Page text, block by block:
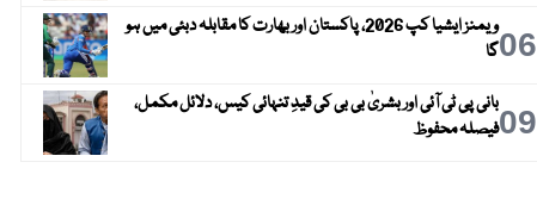
06
ویمنز ایشیا کپ 2026، پاکستان اور بھارت کا مقابلہ دبئی میں ہو
گا
09بانی پی ٹی آئی اور بشریٰ بی بی کی قیدِ تنہائی کیس، دلائل مکمل،
فیصلہ محفوظ